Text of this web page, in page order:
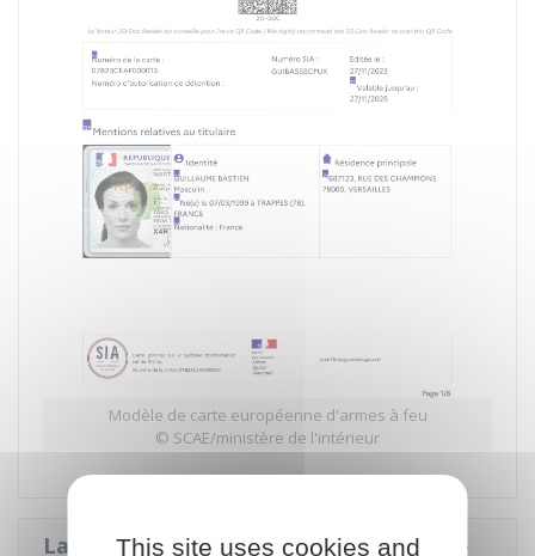
Modèle de carte européenne d'armes à feu
© SCAE/ministère de l'intérieur
La carte européenne d'armes à feu est-
This site uses cookies and